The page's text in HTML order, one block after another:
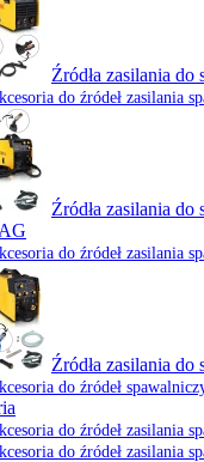
Źródła zasilania
do źródeł zasilania
Źródła zasilania do
do źródeł zasilania
Źródła zasilania do
do źródeł
do źródeł zasilania
do źródeł zasilania